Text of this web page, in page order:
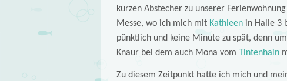
kurzen Abstecher zu unserer
Messe, wo ich mich mit Kathleenin Halle 3
pünktlich und keine Minute zu spät, denn
Knaur bei dem auch Mona vom
Tintenhain
Zu diesem Zeitpunkt hatte ich mich und